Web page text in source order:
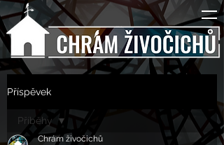
Příspěvek
Příběhy
Chrám živočichů